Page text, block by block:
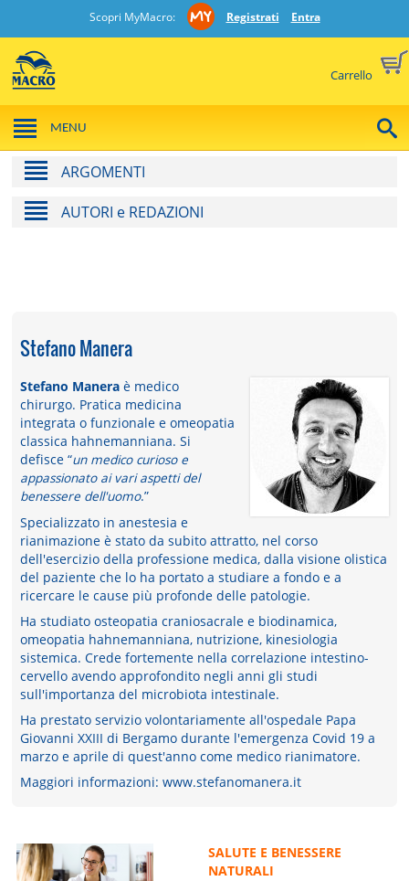
Scopri MyMacro: Registrati Entra
Carrello
MENU
ARGOMENTI
AUTORI e REDAZIONI
Stefano Manera
Stefano Maneraè medico
chirurgo. Pratica medicina
integrata o funzionale e omeopatia
classica hahnemanniana. Si
defisce “un medico curioso e
appassionato ai vari aspetti del
benessere dell'uomo.”
Specializzato in anestesia e
rianimazione è stato da subito attratto, nel corso
dell'esercizio della professione medica, dalla visione olistica
del paziente che lo ha portato a studiare a fondo e a
ricercare le cause più profonde delle patologie.
Ha studiato osteopatia craniosacrale e biodinamica,
omeopatia hahnemanniana, nutrizione, kinesiologia
sistemica. Crede fortemente nella correlazione intestino-
cervello avendo approfondito negli anni gli studi
sull'importanza del microbiota intestinale.
Ha prestato servizio volontariamente all'ospedale Papa
Giovanni XXIII di Bergamo durante l'emergenza Covid 19 a
marzo e aprile di quest'anno come medico rianimatore.
Maggiori informazioni: www.stefanomanera.it
SALUTE E BENESSERE
NATURALI